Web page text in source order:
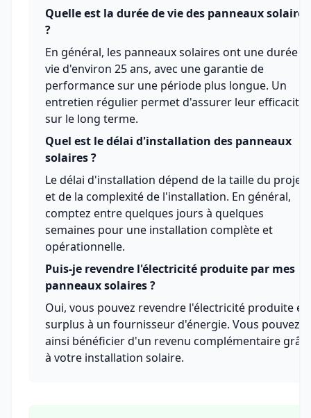
Quelle est la durée de vie des panneaux solaires
?
En général, les panneaux solaires ont une durée
vie d'environ 25 ans, avec une garantie de
performance sur une période plus longue. Un
entretien régulier permet d'assurer leur efficacité
sur le long terme.
Quel est le délai d'installation des panneaux
solaires ?
Le délai d'installation dépend de la taille du projet
et de la complexité de l'installation. En général,
comptez entre quelques jours à quelques
semaines pour une installation complète et
opérationnelle.
Puis-je revendre l'électricité produite par mes
panneaux solaires ?
Oui, vous pouvez revendre l'électricité produite en
surplus à un fournisseur d'énergie. Vous pouvez
ainsi bénéficier d'un revenu complémentaire
à votre installation solaire.